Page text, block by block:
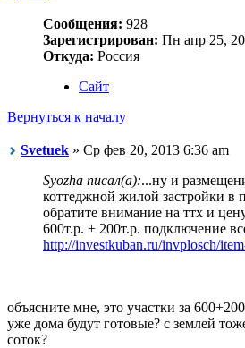
Сообщения: 928
Зарегистрирован: Пн апр 25,
Откуда: Россия
Сайт
Вернуться к началу
Svetuek » Ср фев 20, 2013 6:36 am
Syozha писал(а):...ну и
коттеджной жилой застройки в
обратите внимание на ттх и
600т.р. + 200т.р. подключение
http://investkuban.ru/invplosch/
объясните мне, это участки за
уже дома будут готовые? с землей
соток?